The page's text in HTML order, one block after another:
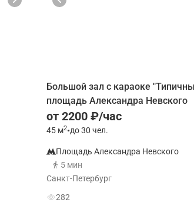
Большой зал с караоке
площадь Александра Невского
от 2200 ₽/час
45 м2•до 30 чел.
Площадь Александра Невского
5 мин
Санкт-Петербург
282